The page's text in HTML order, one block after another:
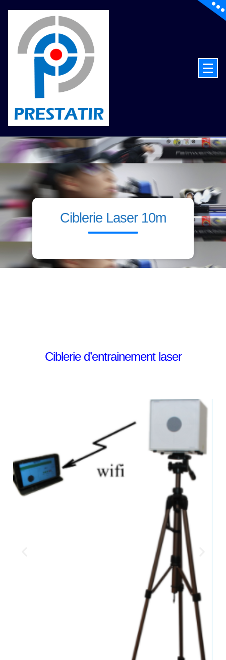
Ciblerie Laser 10m
Ciblerie d’entrainement laser